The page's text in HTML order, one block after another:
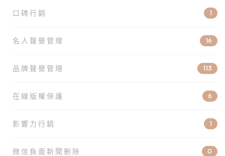
口碑行銷 1
名人聲譽管理 16
品牌聲譽管理 113
在線版權保護 6
影響力行銷 1
微信負面新聞刪除 0